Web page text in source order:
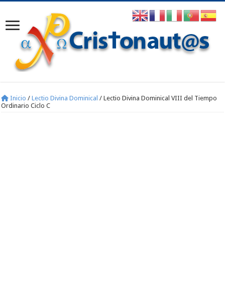
Inicio / Lectio Divina Dominical / Lectio Divina Dominical VIII del Tiempo
Ordinario Ciclo C